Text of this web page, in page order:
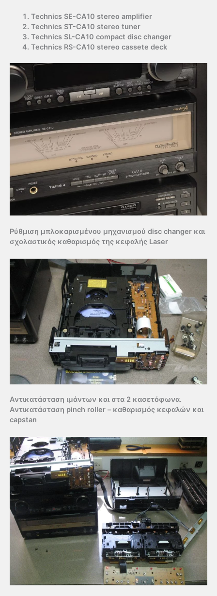
Technics SE-CA10 stereo amplifier
Technics ST-CA10 stereo tuner
Technics SL-CA10 compact disc changer
Technics RS-CA10 stereo cassete deck
Ρύθμιση μπλοκαρισμένου μηχανισμού disc changer και
σχολαστικός καθαρισμός της κεφαλής Laser
Αντικατάσταση ιμάντων και στα 2 κασετόφωνα.
Αντικατάσταση pinch roller – καθαρισμός κεφαλών και
capstan